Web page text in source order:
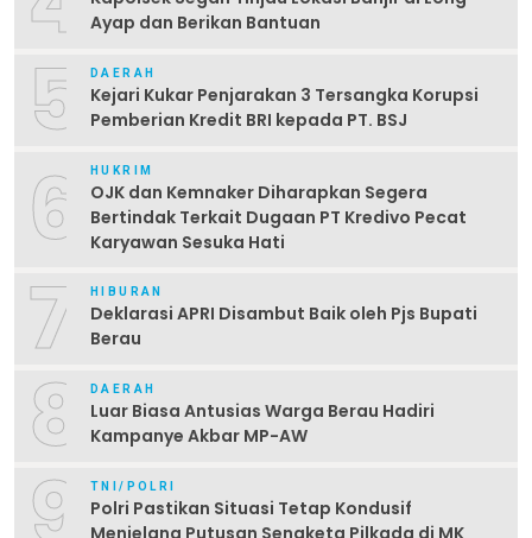
Ayap dan Berikan Bantuan
5 DAERAH
Kejari Kukar Penjarakan 3 Tersangka Korupsi
Pemberian Kredit BRI kepada PT. BSJ
6 HUKRIM
OJK dan Kemnaker Diharapkan Segera
Bertindak Terkait Dugaan PT Kredivo Pecat
Karyawan Sesuka Hati
7 HIBURAN
Deklarasi APRI Disambut Baik oleh Pjs Bupati
Berau
8 DAERAH
Luar Biasa Antusias Warga Berau Hadiri
Kampanye Akbar MP-AW
9 TNI/POLRI
Polri Pastikan Situasi Tetap Kondusif